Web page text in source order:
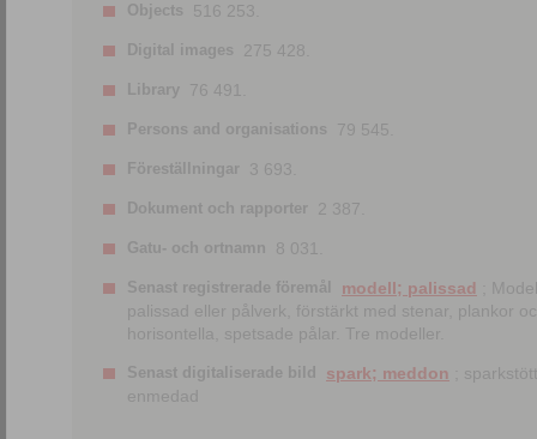
Objects 516 253.
Digital images 275 428.
Library 76 491.
Persons and organisations 79 545.
Föreställningar 3 693.
Dokument och rapporter 2 387.
Gatu- och ortnamn 8 031.
Senast registrerade föremål modell; palissad
;
palissad eller pålverk, förstärkt med stenar, plankor
horisontella, spetsade pålar. Tre modeller.
Senast digitaliserade bild spark; meddon ;
enmedad